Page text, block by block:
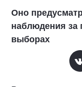
Оно
наблюдения за
выборах